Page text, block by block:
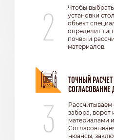
2
Чтобы
установки
объект
определит тип
почвы и
материалов.
3
ТОЧНЫЙ
СОГЛАСОВАНИЕ
Рассчитываем
забора, ворот
материалами
нюансы,